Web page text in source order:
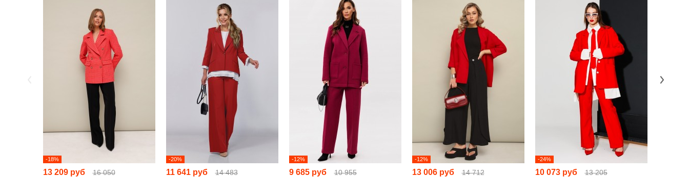
-18%
13 209 руб 16 050
-20%
11 641 руб 14 483
-12%
9 685 руб 10 955
-12%
13 006 руб 14 712
-24%
10 073 руб 13 205